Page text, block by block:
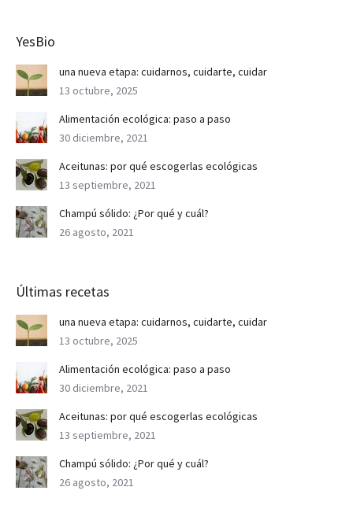
YesBio
una nueva etapa: cuidarnos, cuidarte, cuidar
13 octubre, 2025
Alimentación ecológica: paso a paso
30 diciembre, 2021
Aceitunas: por qué escogerlas ecológicas
13 septiembre, 2021
Champú sólido: ¿Por qué y cuál?
26 agosto, 2021
Últimas recetas
una nueva etapa: cuidarnos, cuidarte, cuidar
13 octubre, 2025
Alimentación ecológica: paso a paso
30 diciembre, 2021
Aceitunas: por qué escogerlas ecológicas
13 septiembre, 2021
Champú sólido: ¿Por qué y cuál?
26 agosto, 2021